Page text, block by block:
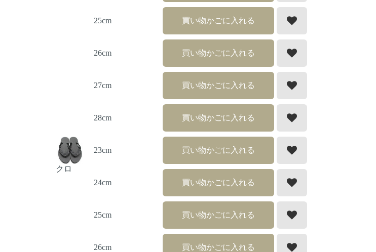
25cm 買い物かごに入れる
26cm 買い物かごに入れる
27cm 買い物かごに入れる
28cm 買い物かごに入れる
クロ
23cm 買い物かごに入れる
24cm 買い物かごに入れる
25cm 買い物かごに入れる
26cm 買い物かごに入れる